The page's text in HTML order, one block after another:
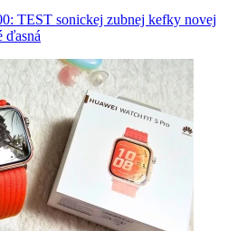
TEST sonickej zubnej kefky novej
ďasná